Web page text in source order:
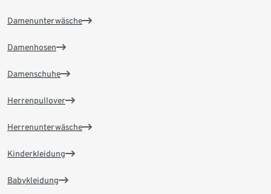
Damenunterwäsche
Damenhosen
Damenschuhe
Herrenpullover
Herrenunterwäsche
Kinderkleidung
Babykleidung